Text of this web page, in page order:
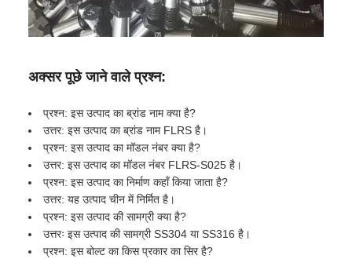
अक्सर पूछे जाने वाले प्रश्न:
प्रश्न: इस उत्पाद का ब्रांड नाम क्या है?
उत्तर: इस उत्पाद का ब्रांड नाम FLRS है।
प्रश्न: इस उत्पाद का मॉडल नंबर क्या है?
उत्तर: इस उत्पाद का मॉडल नंबर FLRS-S025 है।
प्रश्न: इस उत्पाद का निर्माण कहाँ किया जाता है?
उत्तर: यह उत्पाद चीन में निर्मित है।
प्रश्न: इस उत्पाद की सामग्री क्या है?
उत्तरः इस उत्पाद की सामग्री SS304 या SS316 है।
प्रश्न: इस बोल्ट का किस प्रकार का सिर है?